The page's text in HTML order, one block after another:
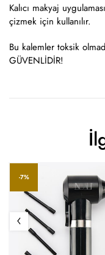
Kalıcı makyaj
çizmek için kullanılır.
Bu kalemler toksik
GÜVENLİDİR!
-7%